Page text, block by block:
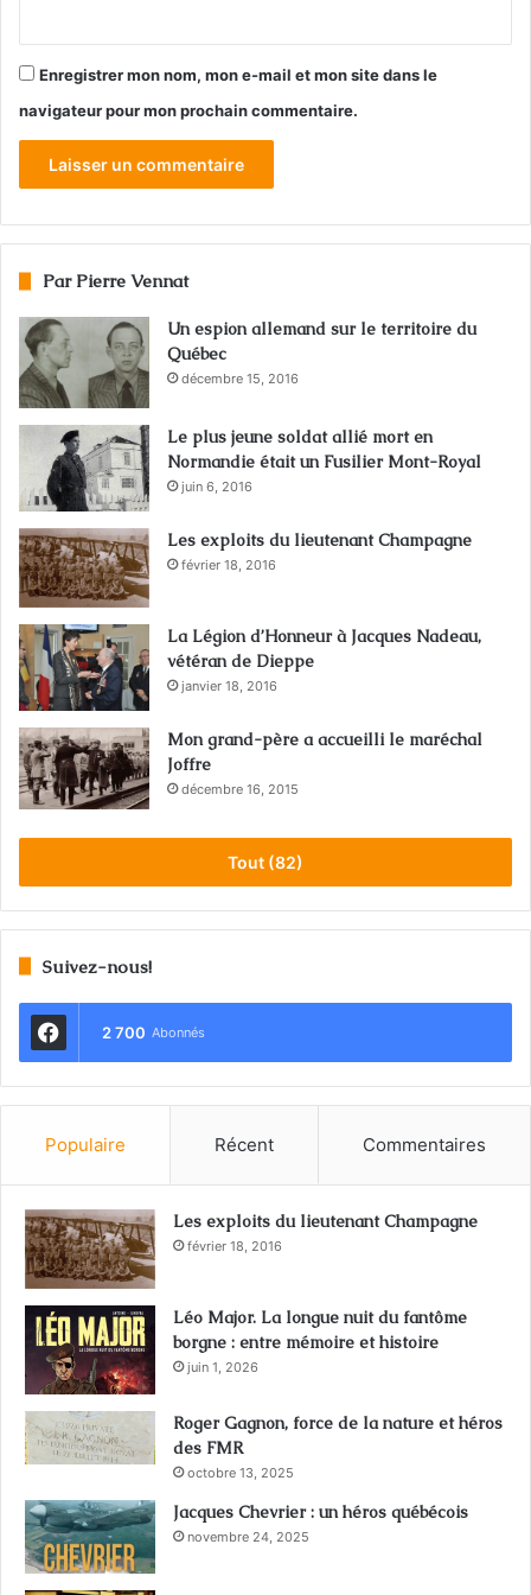
Enregistrer mon nom, mon e-mail et mon site dans le
navigateur pour mon prochain commentaire.
Par Pierre Vennat
Un espion allemand sur le territoire du
Québec
décembre 15, 2016
Le plus jeune soldat allié mort en
Normandie était un Fusilier Mont-Royal
juin 6, 2016
Les exploits du lieutenant Champagne
février 18, 2016
La Légion d’Honneur à Jacques Nadeau,
vétéran de Dieppe
janvier 18, 2016
Mon grand-père a accueilli le maréchal
Joffre
décembre 16, 2015
Tout (82)
Suivez-nous!
2 700 Abonnés
Populaire Récent Commentaires
Les exploits du lieutenant Champagne
février 18, 2016
Léo Major. La longue nuit du fantôme
borgne : entre mémoire et histoire
juin 1, 2026
Roger Gagnon, force de la nature et héros
des FMR
octobre 13, 2025
Jacques Chevrier : un héros québécois
novembre 24, 2025